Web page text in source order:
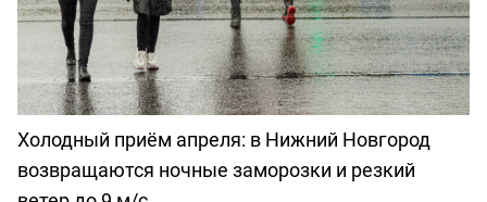
Холодный приём апреля: в Нижний Новгород
возвращаются ночные заморозки и резкий